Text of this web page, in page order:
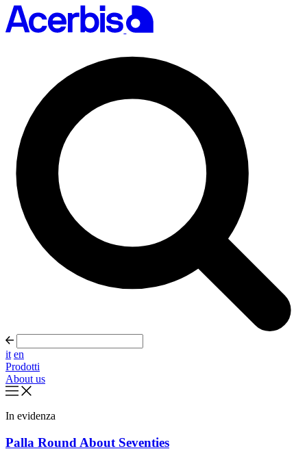
it en
Prodotti
About us
In evidenza
Palla Round About Seventies